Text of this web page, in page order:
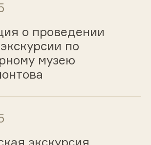
о проведении
по
музею
экскурсия